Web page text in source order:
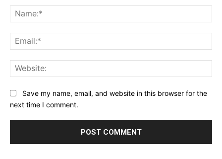
Save my name, email, and website in this browser for the
next time I comment.